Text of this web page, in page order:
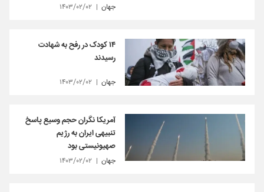
جهان ۱۴۰۳/۰۲/۰۲
۱۴ کودک در رفح به شهادت
رسیدند
جهان ۱۴۰۳/۰۲/۰۲
آمریکا نگران حجم وسیع پاسخ
تنبیهی ایران به رژیم
صهیونیستی بود
جهان ۱۴۰۳/۰۲/۰۲